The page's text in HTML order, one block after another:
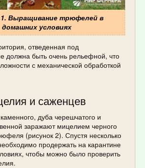
1. Выращивание трюфелей в
домашних условиях
отведенная под
должна быть очень рельефной, что
с механической обработкой
и саженцев
дуба черешчатого и
заражают мицелием черного
(рисунок 2). Спустя несколько
продержать на карантине
чтобы можно было проверить